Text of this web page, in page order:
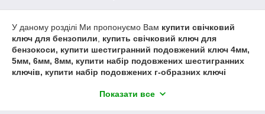
У даному розділі Ми пропонуємо Вам купити свічковий
ключ для бензопили
купить свічковий ключ для
бензокоси, купити шестигранний подовжений ключ 4мм,
5мм, 6мм, 8мм, купити набір подовжених шестигранних
ключів, купити набір подовжених г-образних ключі
Показати все